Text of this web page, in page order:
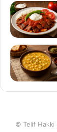
© Telif Hakkı